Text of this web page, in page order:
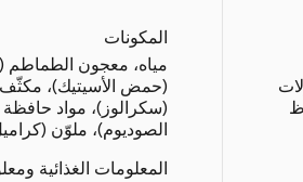
المكونات
(حمض الأسيتيك)، مكثّف
(سكرالوز)، مواد حافظة
الصوديوم)، ملوّن
المعلومات الغذائية